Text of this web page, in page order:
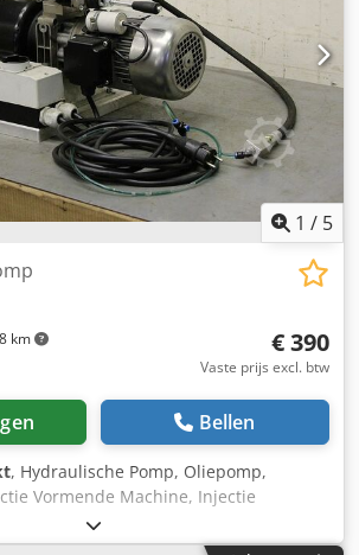
1 / 5
km € 390
Vaste prijs excl. btw
Bellen
, Hydraulische Pomp, Oliepomp,
Vormende Machine, Injectie
Plastic Injectie Vormende Machine,
Machine, Plastic Injectie